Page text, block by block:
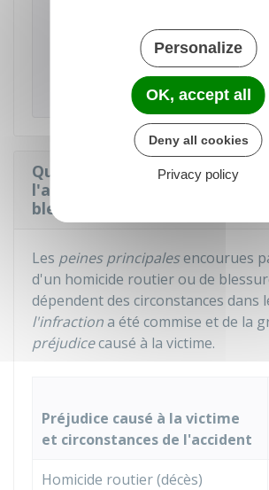
peuvent également se
partie civile s'ils ont eux-mêmes subi
préjudice (par exemple,préjudice
raison de la perte d'un proche).
Quelles sont les peines
l'auteur d'un homicide routier
blessures routières ?
Les peines principalesencourues
d'un homicide routier ou de
dépendent des circonstances dans
l'infractiona été commise et de la
préjudicecausé à la victime.
Préjudice causé à la victime
et circonstances de l'accident
Homicide routier (décès)
Personalize
OK, accept all
Deny all cookies
Privacy policy